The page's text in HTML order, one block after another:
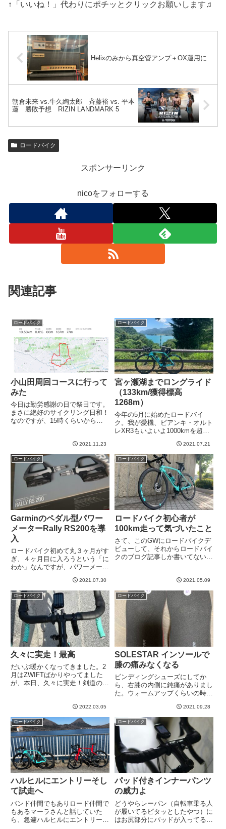
↑「いいね！」代わりにポチッとクリックお願いします♫
Helixのみから真空管アンプ＋OX運用に
朝倉未来 vs.牛久絢太郎 斉藤裕 vs. 平本
蓮 勝敗予想 RIZIN LANDMARK 5
ロードバイク
スポンサーリンク
nicoをフォローする
関連記事
ロードバイク
小山田周回コースに行って
みた
今日は勤労感謝の日で祭日です。
まさに絶好のサイクリング日和！
なのですが、15時くらいから別
た尾根幹往復か、、、でもなんか
ちとつまらない。いわゆる裏尾根
幹というのにすごい行ってみた
い...
2021.11.23
ロードバイク
宮ヶ瀬湖までロングライド
（133km/獲得標高
1268m）
今年の5月に始めたロードバイ
ク。我が愛機、ビアンキ・オルト
レXR3もいよいよ1000kmを超え
ク走行距離1000kmになったとい
うこと。1000kmか。。。まさか
そんなに自転車で走るとは思わな
かった。1000k...
2021.07.21
ロードバイク
Garminのペダル型パワー
メーターRally RS200を導
入
ロードバイク初めて丸３ヶ月がす
ぎ、４ヶ月目に入ろうという「に
わか」なんですが、パワーメータ
で、なるべく早めに導入しようと
思っていました。まだもうちょっ
と先かなな、、、なんて思ってた
ある日、現在社会のストレスのせ
い...
2021.07.30
ロードバイク
ロードバイク初心者が
100km走って気づいたこと
さて、このGWにロードバイクデ
ビューして、それからロードバイ
クのブログ記事しか書いてない
計111kmということでなんとなく
最初の目処であった100kmを超え
ました。もっとも100k...
2021.05.09
ロードバイク
久々に実走！最高
だいぶ暖かくなってきました。2
月はZWIFTばかりやってました
が、本日、久々に実走！剣道の稽
に乗って疾走するのは最高！あま
りに久々だったので、いつもの多
摩サイを経由する30km周回...
2022.03.05
ロードバイク
SOLESTAR インソールで
膝の痛みなくなる
ビンディングシューズにしてか
ら、右膝の内側に鈍痛がありまし
た。ウォームアップくらいの時に
ると特に気になりません。100km
を超えるライドでも特に問題はな
い。ただ、家に帰って膝のマッサ
ージをするとすごく凝っていて...
2021.09.28
ロードバイク
ハルヒルにエントリーそし
て試走へ
バンド仲間でもありロード仲間で
もあるマーラさんと話していた
ら、急遽ハルヒルにエントリーす
ロードバイク
パッド付きインナーパンツ
の威力よ
どうやらレーパン（自転車乗る人
が履いてるピタッとしたやつ）に
はお尻部分にパッドが入ってるら